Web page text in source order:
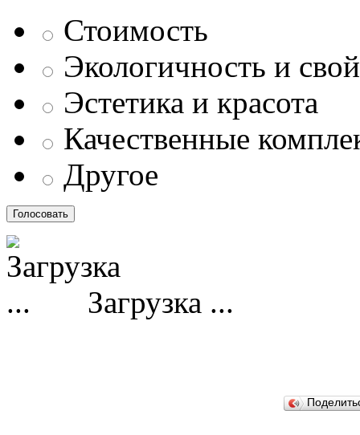
Стоимость
Экологичность и
Эстетика и красота
Качественные
Другое
Загрузка ...